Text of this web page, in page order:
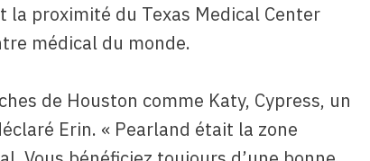
la proximité du Texas Medical Center
médical du monde.
de Houston comme Katy, Cypress, un
Erin. « Pearland était la zone